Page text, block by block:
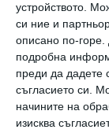
устройството.
си ние и
описано по-горе.
подробна
преди да дадете
съгласието си.
начините на
изисква
23 май 2024 г.